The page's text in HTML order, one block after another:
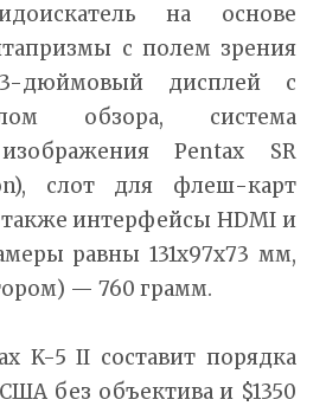
на основе
с полем зрения
дюймовый дисплей с
обзора, система
Pentax SR
слот для флеш-карт
также интерфейсы HDMI и
равны 131х97х73 мм,
— 760 грамм.
K-5 II составит порядка
без объектива и $1350